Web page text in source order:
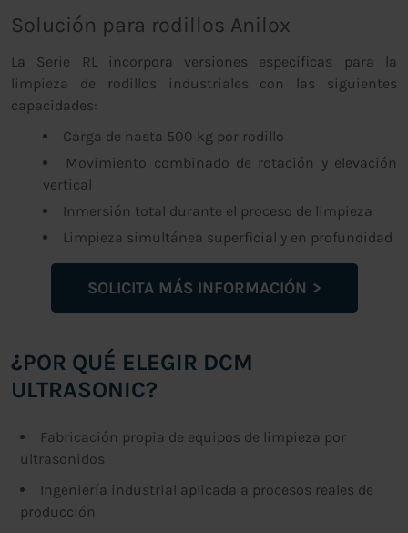
Solución para rodillos Anilox
La Serie RL incorpora versiones específicas para la
limpieza de rodillos industriales con las siguientes
capacidades:
Carga de hasta 500 kg por rodillo
Movimiento combinado de rotación y elevación
vertical
Inmersión total durante el proceso de limpieza
Limpieza simultánea superficial y en profundidad
SOLICITA MÁS INFORMACIÓN
¿POR QUÉ ELEGIR DCM
ULTRASONIC?
Fabricación propia de equipos de limpieza por
ultrasonidos
Ingeniería industrial aplicada a procesos reales de
producción